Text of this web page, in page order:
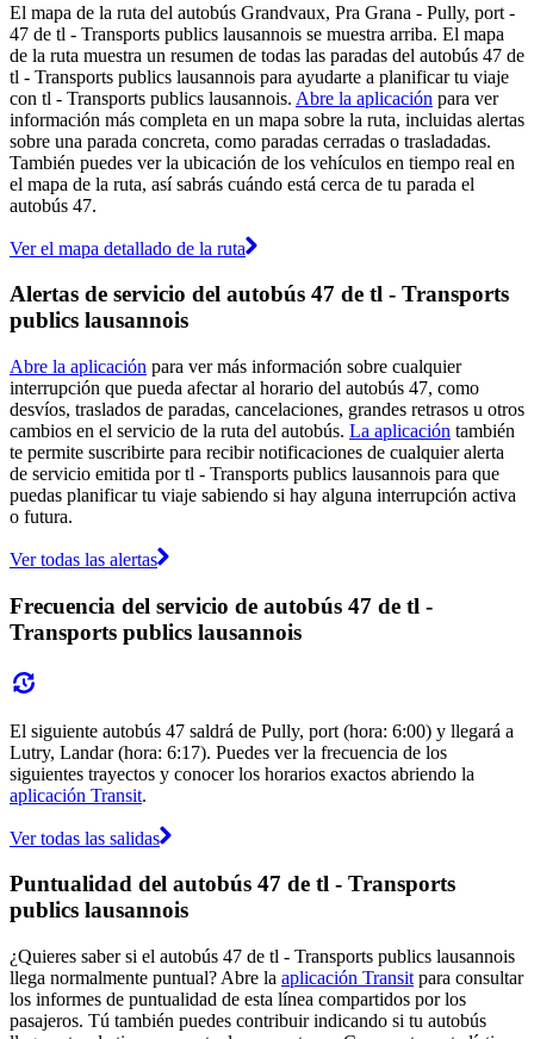
El mapa de la ruta del autobús Grandvaux, Pra Grana - Pully, port -
47 de tl - Transports publics lausannois se muestra arriba. El mapa
de la ruta muestra un resumen de todas las paradas del autobús 47 de
tl - Transports publics lausannois para ayudarte a planificar tu viaje
con tl - Transports publics lausannois. Abre la aplicación para ver
información más completa en un mapa sobre la ruta, incluidas alertas
sobre una parada concreta, como paradas cerradas o trasladadas.
También puedes ver la ubicación de los vehículos en tiempo real en
el mapa de la ruta, así sabrás cuándo está cerca de tu parada el
autobús 47.
Ver el mapa detallado de la ruta
Alertas de servicio del autobús 47 de tl - Transports
publics lausannois
Abre la aplicación para ver más información sobre cualquier
interrupción que pueda afectar al horario del autobús 47, como
desvíos, traslados de paradas, cancelaciones, grandes retrasos u otros
cambios en el servicio de la ruta del autobús. La aplicación también
te permite suscribirte para recibir notificaciones de cualquier alerta
de servicio emitida por tl - Transports publics lausannois para que
puedas planificar tu viaje sabiendo si hay alguna interrupción activa
o futura.
Ver todas las alertas
Frecuencia del servicio de autobús 47 de tl -
Transports publics lausannois
El siguiente autobús 47 saldrá de Pully, port (hora: 6:00) y llegará a
Lutry, Landar (hora: 6:17). Puedes ver la frecuencia de los
siguientes trayectos y conocer los horarios exactos abriendo la
aplicación Transit.
Ver todas las salidas
Puntualidad del autobús 47 de tl - Transports
publics lausannois
¿Quieres saber si el autobús 47 de tl - Transports publics lausannois
llega normalmente puntual? Abre la aplicación Transit para consultar
los informes de puntualidad de esta línea compartidos por los
pasajeros. Tú también puedes contribuir indicando si tu autobús